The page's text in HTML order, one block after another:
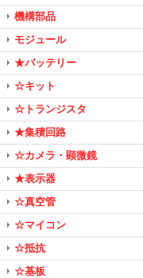
機構部品
モジュール
★バッテリー
☆キット
☆トランジスタ
★集積回路
☆カメラ・顕微鏡
★表示器
☆真空管
☆マイコン
☆抵抗
☆基板